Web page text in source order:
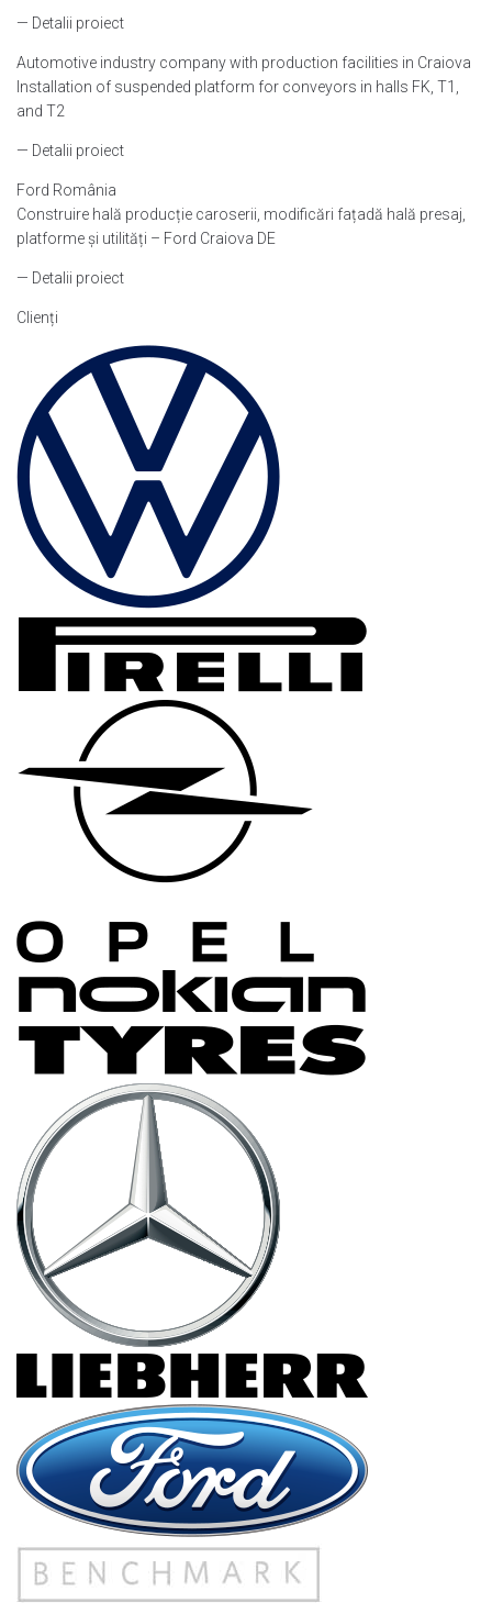
— Detalii proiect
Automotive industry company with production facilities in Craiova
Installation of suspended platform for conveyors in halls FK, T1,
and T2
— Detalii proiect
Ford România
Construire hală producție caroserii, modificări fațadă hală presaj,
platforme și utilități – Ford Craiova DE
— Detalii proiect
Clienți